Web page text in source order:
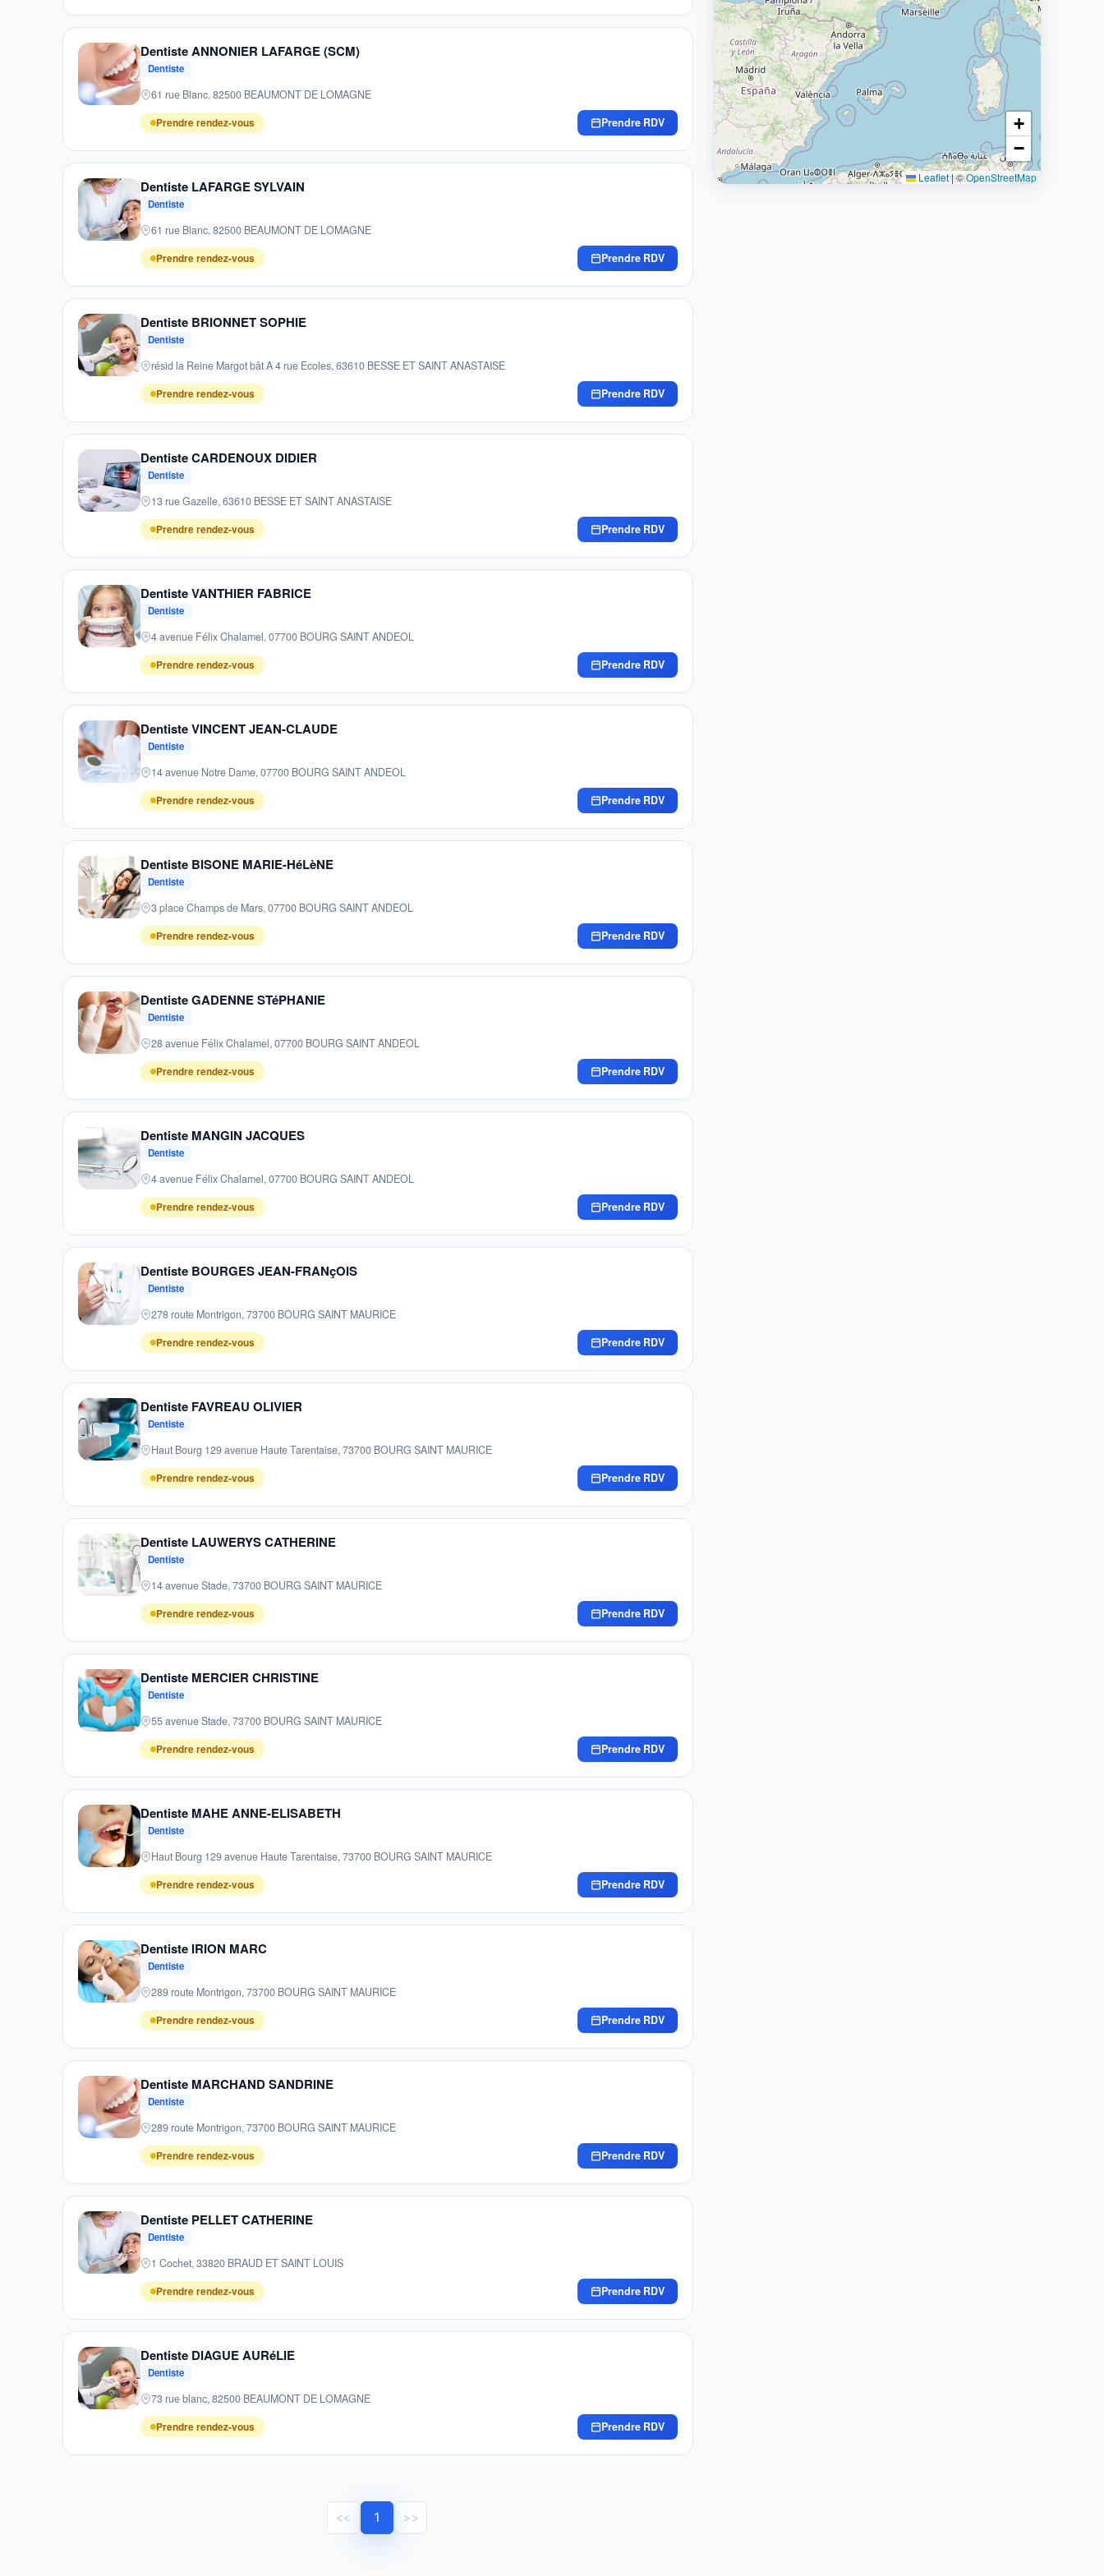
Dentiste ANNONIER LAFARGE (SCM)
Dentiste
61 rue Blanc, 82500 BEAUMONT DE LOMAGNE
Prendre rendez-vous
Prendre RDV
Dentiste LAFARGE SYLVAIN
Dentiste
61 rue Blanc, 82500 BEAUMONT DE LOMAGNE
Prendre rendez-vous
Prendre RDV
Dentiste BRIONNET SOPHIE
Dentiste
résid la Reine Margot bât A 4 rue Ecoles, 63610 BESSE ET SAINT ANASTAISE
Prendre rendez-vous
Prendre RDV
Dentiste CARDENOUX DIDIER
Dentiste
13 rue Gazelle, 63610 BESSE ET SAINT ANASTAISE
Prendre rendez-vous
Prendre RDV
Dentiste VANTHIER FABRICE
Dentiste
4 avenue Félix Chalamel, 07700 BOURG SAINT ANDEOL
Prendre rendez-vous
Prendre RDV
Dentiste VINCENT JEAN-CLAUDE
Dentiste
14 avenue Notre Dame, 07700 BOURG SAINT ANDEOL
Prendre rendez-vous
Prendre RDV
Dentiste BISONE MARIE-HéLèNE
Dentiste
3 place Champs de Mars, 07700 BOURG SAINT ANDEOL
Prendre rendez-vous
Prendre RDV
Dentiste GADENNE STéPHANIE
Dentiste
28 avenue Félix Chalamel, 07700 BOURG SAINT ANDEOL
Prendre rendez-vous
Prendre RDV
Dentiste MANGIN JACQUES
Dentiste
4 avenue Félix Chalamel, 07700 BOURG SAINT ANDEOL
Prendre rendez-vous
Prendre RDV
Dentiste BOURGES JEAN-FRANçOIS
Dentiste
278 route Montrigon, 73700 BOURG SAINT MAURICE
Prendre rendez-vous
Prendre RDV
Dentiste FAVREAU OLIVIER
Dentiste
Haut Bourg 129 avenue Haute Tarentaise, 73700 BOURG SAINT MAURICE
Prendre rendez-vous
Prendre RDV
Dentiste LAUWERYS CATHERINE
Dentiste
14 avenue Stade, 73700 BOURG SAINT MAURICE
Prendre rendez-vous
Prendre RDV
Dentiste MERCIER CHRISTINE
Dentiste
55 avenue Stade, 73700 BOURG SAINT MAURICE
Prendre rendez-vous
Prendre RDV
Dentiste MAHE ANNE-ELISABETH
Dentiste
Haut Bourg 129 avenue Haute Tarentaise, 73700 BOURG SAINT MAURICE
Prendre rendez-vous
Prendre RDV
Dentiste IRION MARC
Dentiste
289 route Montrigon, 73700 BOURG SAINT MAURICE
Prendre rendez-vous
Prendre RDV
Dentiste MARCHAND SANDRINE
Dentiste
289 route Montrigon, 73700 BOURG SAINT MAURICE
Prendre rendez-vous
Prendre RDV
Dentiste PELLET CATHERINE
Dentiste
1 Cochet, 33820 BRAUD ET SAINT LOUIS
Prendre rendez-vous
Prendre RDV
Dentiste DIAGUE AURéLIE
Dentiste
73 rue blanc, 82500 BEAUMONT DE LOMAGNE
Prendre rendez-vous
Prendre RDV
<< 1 >>
+
−
Leaflet|©OpenStreetMap